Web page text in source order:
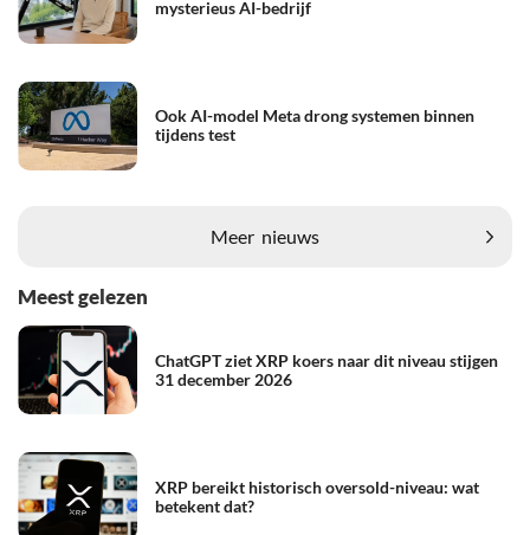
mysterieus AI-bedrijf
Ook AI-model Meta drong systemen binnen
tijdens test
Meer nieuws
Meest gelezen
ChatGPT ziet XRP koers naar dit niveau stijgen
31 december 2026
XRP bereikt historisch oversold-niveau: wat
betekent dat?